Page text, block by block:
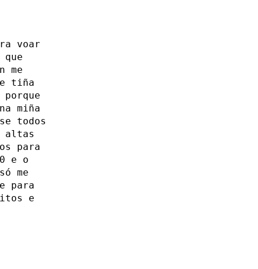
voar
me
tiña
miña
todos
altas
para
e o
me
para
e